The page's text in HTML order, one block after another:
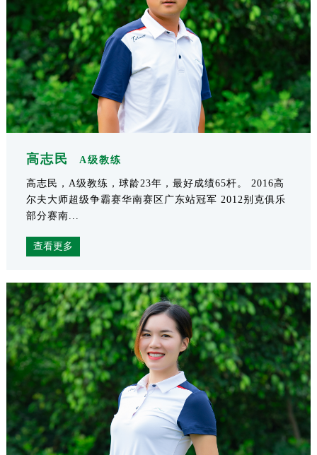
高志民 A级教练
高志民，A级教练，球龄23年，最好成绩65杆。 2016高
尔夫大师超级争霸赛华南赛区广东站冠军 2012别克俱乐
部分赛南...
查看更多